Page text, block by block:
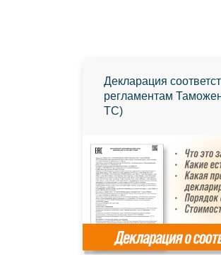
Декларация
регламентам
ТС)